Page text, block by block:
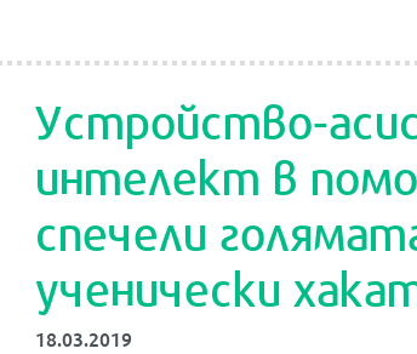
Устройство-
интелект в
спечели
ученически
18.03.2019